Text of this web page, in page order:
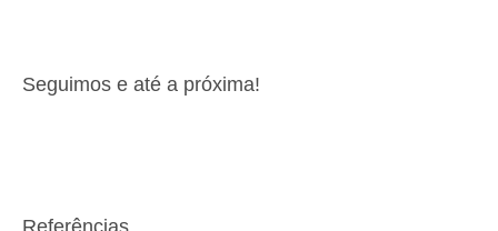
Seguimos e até a próxima!
Referências